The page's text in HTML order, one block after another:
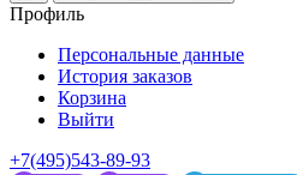
Профиль
Персональные данные
История заказов
Корзина
Выйти
+7(495)543-89-93